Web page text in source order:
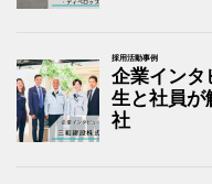
採用活動事例
企業インタ
生と社員
社